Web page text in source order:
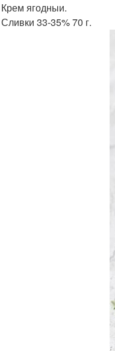
Крем ягодныи.
Сливки 33-35% 70 г.